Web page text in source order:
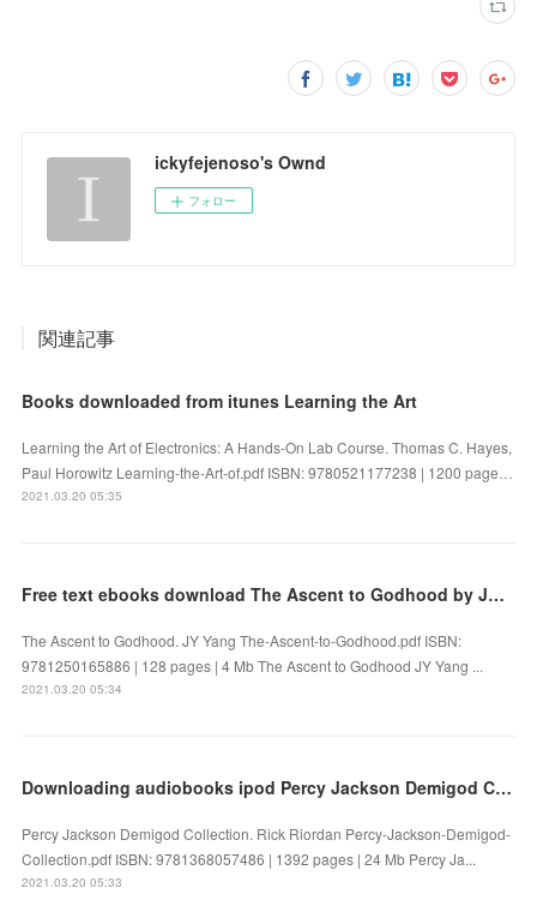
ickyfejenoso's Ownd
フォロー
関連記事
Books downloaded from itunes Learning the Art
Learning the Art of Electronics: A Hands-On Lab Course. Thomas C. Hayes,
Paul Horowitz Learning-the-Art-of.pdf ISBN: 9780521177238 | 1200 page…
2021.03.20 05:35
Free text ebooks download The Ascent to Godhood by JY Yang
The Ascent to Godhood. JY Yang The-Ascent-to-Godhood.pdf ISBN:
9781250165886 | 128 pages | 4 Mb The Ascent to Godhood JY Yang ...
2021.03.20 05:34
Downloading audiobooks ipod Percy Jackson Demigod Collection 9781368057486
Percy Jackson Demigod Collection. Rick Riordan Percy-Jackson-Demigod-
Collection.pdf ISBN: 9781368057486 | 1392 pages | 24 Mb Percy Ja...
2021.03.20 05:33